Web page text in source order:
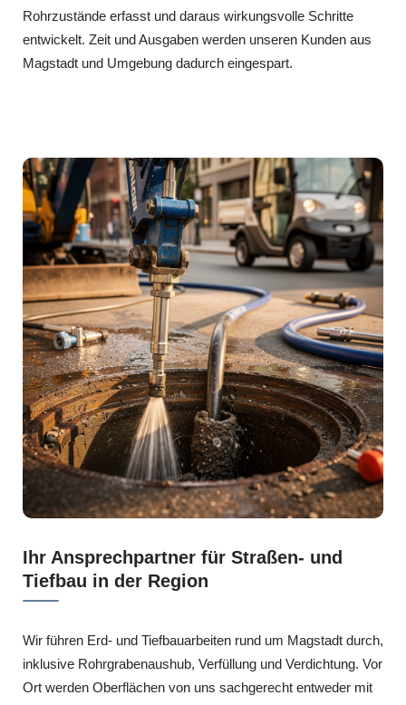
Rohrzustände erfasst und daraus wirkungsvolle Schritte
entwickelt. Zeit und Ausgaben werden unseren Kunden aus
Magstadt und Umgebung dadurch eingespart.
Ihr Ansprechpartner für Straßen- und
Tiefbau in der Region
Wir führen Erd- und Tiefbauarbeiten rund um Magstadt durch,
inklusive Rohrgrabenaushub, Verfüllung und Verdichtung. Vor
Ort werden Oberflächen von uns sachgerecht entweder mit